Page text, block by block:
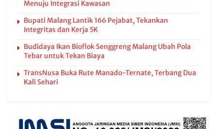
Menuju Integrasi Kawasan
Bupati Malang Lantik 166 Pejabat, Tekankan
Integritas dan Kerja 5K
Budidaya Ikan Bioflok Senggreng Malang Ubah Pola
Tebar untuk Tekan Biaya
TransNusa Buka Rute Manado-Ternate, Terbang Dua
Kali Sehari